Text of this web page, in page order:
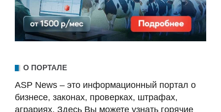
О ПОРТАЛЕ
ASP News – это информационный портал о
бизнесе, законах, проверках, штрафах,
аграриях. Здесь Вы можете узнать горячие